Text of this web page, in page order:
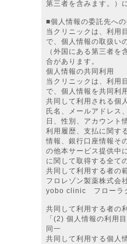
第三者を含みます。）
■個人情報の委託先へ
当クリニックは、利用
で、個人情報の取扱い
（外国にある第三者を
合があります。
個人情報の共同利用
当クリニックは、利用
で、個人情報を共同利
共同して利用される個
氏名、メールアドレス
日、性別、アカウント
利用履歴、支払に関す
情報、銀行口座情報そ
の他本サービス提供中
に関して取得する全て
共同して利用する者の
フロレゾン製薬株式
yobo clinic フローラ
共同して利用する者の
「(2) 個人情報の利用
同一
共同して利用する個人